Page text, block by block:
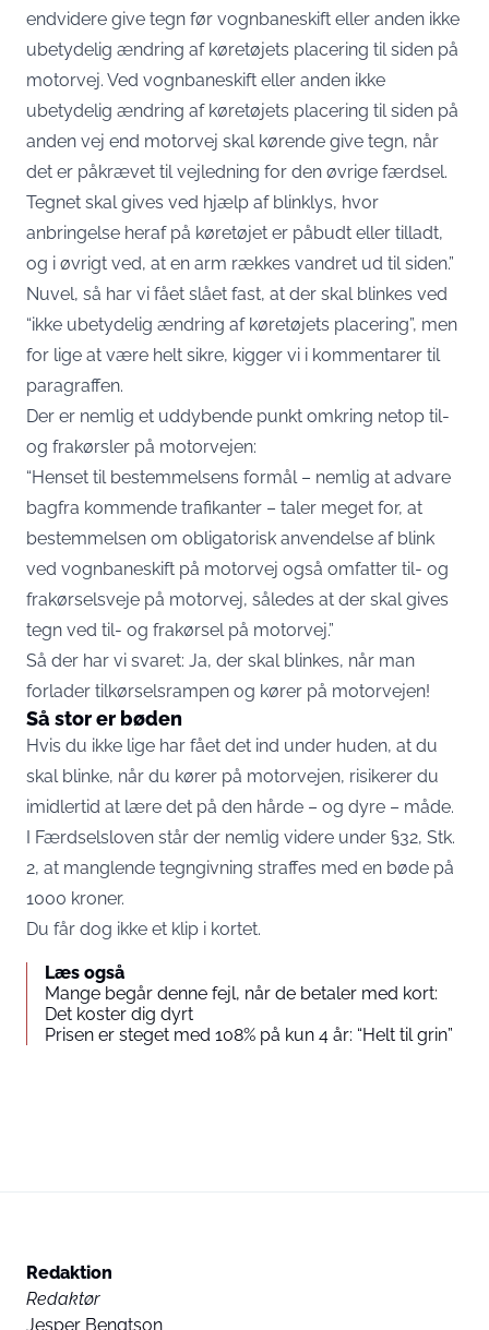
endvidere give tegn før vognbaneskift eller anden ikke
ubetydelig ændring af køretøjets placering til siden på
motorvej. Ved vognbaneskift eller anden ikke
ubetydelig ændring af køretøjets placering til siden på
anden vej end motorvej skal kørende give tegn, når
det er påkrævet til vejledning for den øvrige færdsel.
Tegnet skal gives ved hjælp af blinklys, hvor
anbringelse heraf på køretøjet er påbudt eller tilladt,
og i øvrigt ved, at en arm rækkes vandret ud til siden.”
Nuvel, så har vi fået slået fast, at der skal blinkes ved
“ikke ubetydelig ændring af køretøjets placering”, men
for lige at være helt sikre, kigger vi i kommentarer til
paragraffen.
Der er nemlig et uddybende punkt omkring netop til-
og frakørsler på motorvejen:
“Henset til bestemmelsens formål – nemlig at advare
bagfra kommende trafikanter – taler meget for, at
bestemmelsen om obligatorisk anvendelse af blink
ved vognbaneskift på motorvej også omfatter til- og
frakørselsveje på motorvej, således at der skal gives
tegn ved til- og frakørsel på motorvej.”
Så der har vi svaret: Ja, der skal blinkes, når man
forlader tilkørselsrampen og kører på motorvejen!
Så stor er bøden
Hvis du ikke lige har fået det ind under huden, at du
skal blinke, når du kører på motorvejen, risikerer du
imidlertid at lære det på den hårde – og dyre – måde.
I Færdselsloven står der nemlig videre under §32, Stk.
2, at manglende tegngivning straffes med en bøde på
1000 kroner.
Du får dog ikke et klip i kortet.
Læs også
Mange begår denne fejl, når de betaler med kort:
Det koster dig dyrt
Prisen er steget med 108% på kun 4 år: “Helt til grin”
Redaktion
Redaktør
Jesper Bengtson